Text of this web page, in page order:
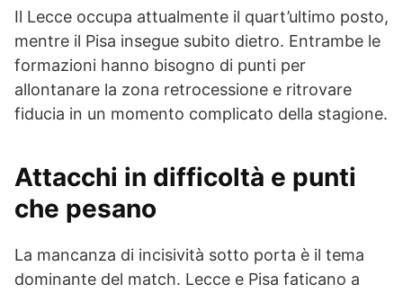
Il Lecce occupa attualmente il quart’ultimo posto,
mentre il Pisa insegue subito dietro. Entrambe le
formazioni hanno bisogno di punti per
allontanare la zona retrocessione e ritrovare
fiducia in un momento complicato della stagione.
Attacchi in difficoltà e punti
che pesano
La mancanza di incisività sotto porta è il tema
dominante del match. Lecce e Pisa faticano a